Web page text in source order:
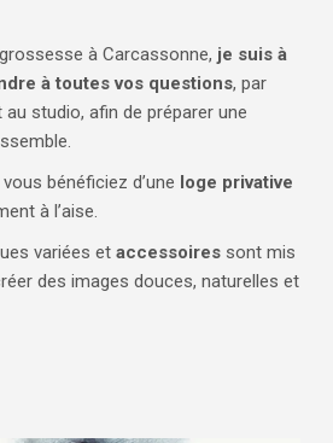
à Carcassonne, je suis à
à toutes vos questions, par
studio, afin de préparer une
bénéficiez d’une loge privative
à l’aise.
variées et accessoires sont mis
des images douces, naturelles et